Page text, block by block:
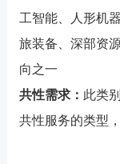
工智能、人形机
旅装备、深部资
向之一
共性需求： 此类
共性服务的类型，